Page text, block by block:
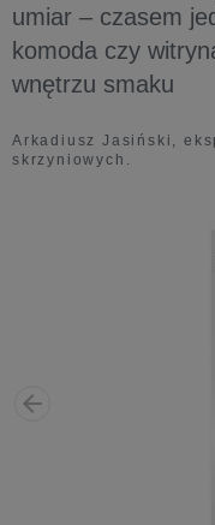
umiar – czasem
komoda czy
wnętrzu smaku
Arkadiusz Jasiński,
skrzyniowych.